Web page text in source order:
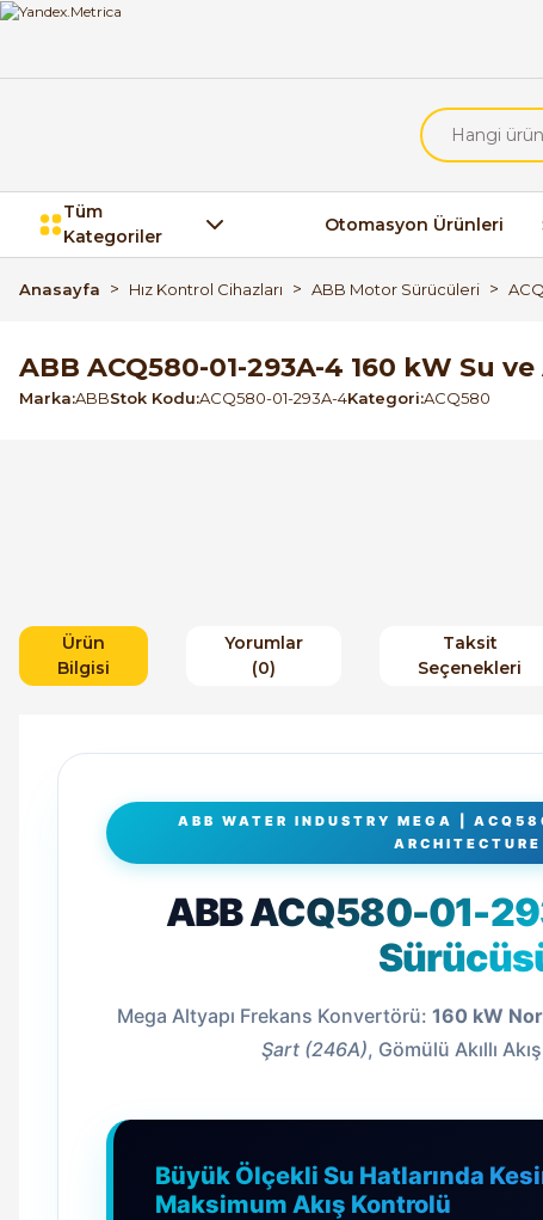
Tüm
Kategoriler
Otomasyon Ürünleri
Anasayfa Hız Kontrol Cihazları ABB Motor Sürücüleri
ABB ACQ580-01-293A-4 160 kW Su
Marka ABBStok Kodu ACQ580-01-293A-4Kategori ACQ580
Ürün
Bilgisi
Yorumlar
(0)
Taksit
Seçenekleri
ABB WATER INDUSTRY MEGA |
ARCHITECTURE
ABB ACQ580-01-
Mega Altyapı Frekans Konvertörü: 160 kW
Şart (246A), Gömülü Akıllı
Büyük Ölçekli Su Hatlarında
Maksimum Akış Kontrolü